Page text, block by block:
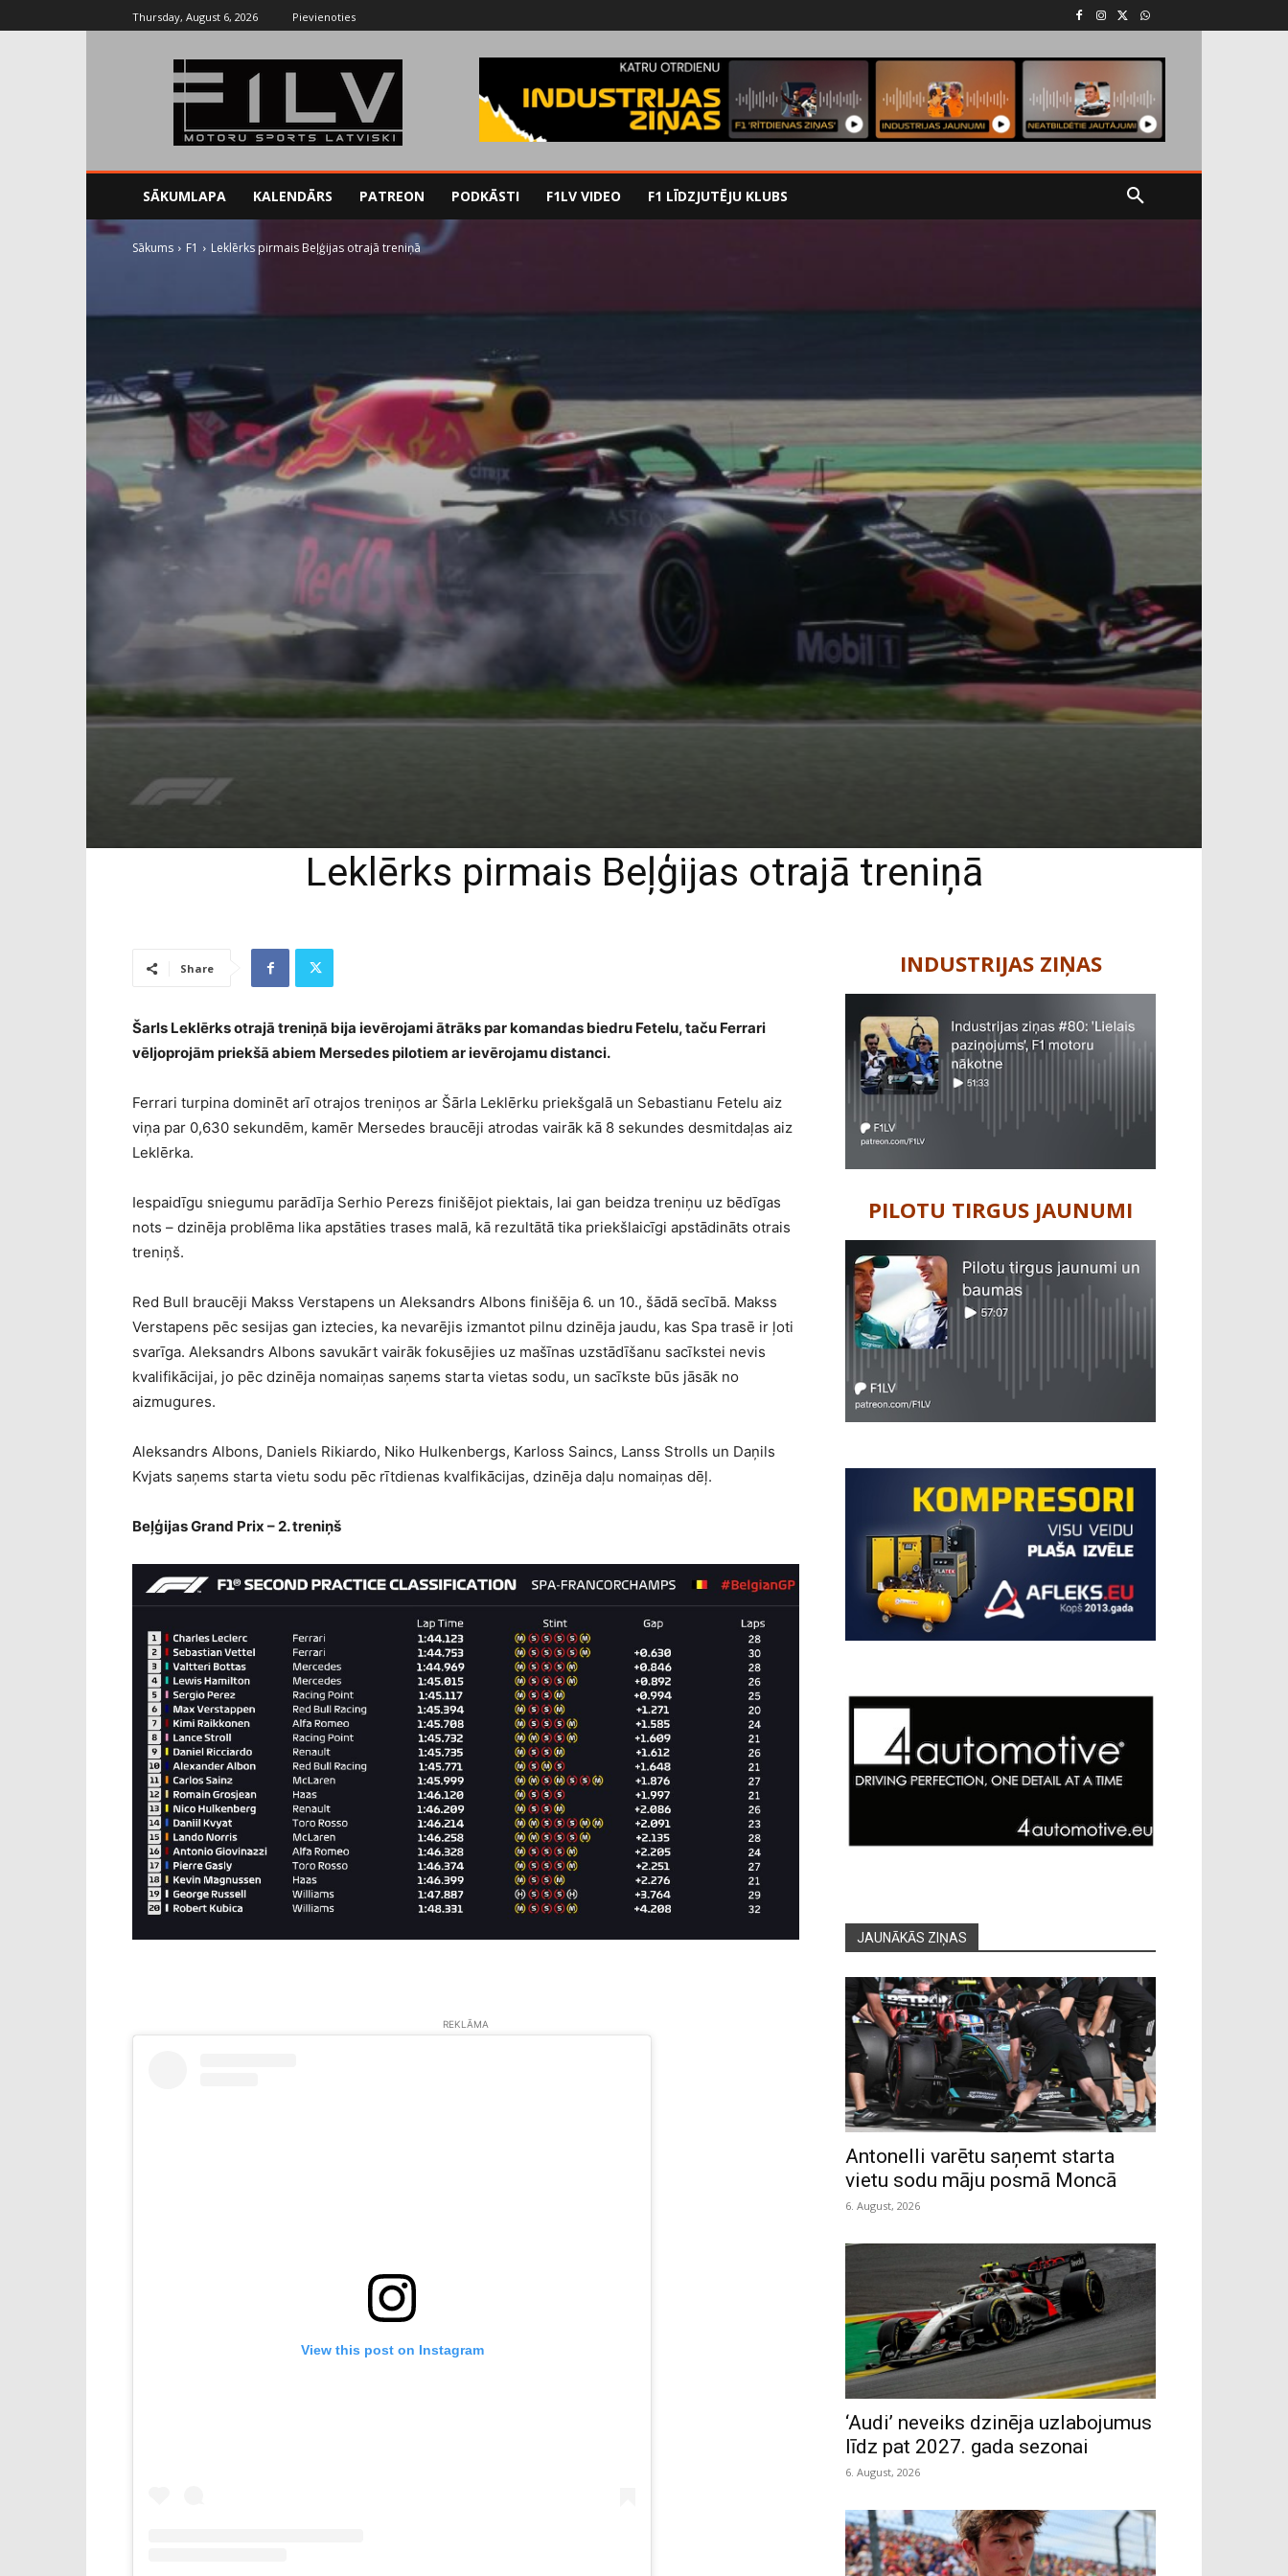
Thursday, August 6, 2026 Pievienoties
SĀKUMLAPA KALENDĀRS PATREON PODKĀSTI F1LV VIDEO F1 LĪDZJUTĒJU KLUBS
Sākums F1 Leklērks pirmais Beļģijas otrajā treniņā
Leklērks pirmais Beļģijas otrajā treniņā
Share
Šarls Leklērks otrajā treniņā bija ievērojami ātrāks par komandas biedru Fetelu, taču Ferrari
vēljoprojām priekšā abiem Mersedes pilotiem ar ievērojamu distanci.
Ferrari turpina dominēt arī otrajos treniņos ar Šārla Leklērku priekšgalā un Sebastianu Fetelu aiz
viņa par 0,630 sekundēm, kamēr Mersedes braucēji atrodas vairāk kā 8 sekundes desmitdaļas aiz
Leklērka.
Iespaidīgu sniegumu parādīja Serhio Perezs finišējot piektais, lai gan beidza treniņu uz bēdīgas
nots – dzinēja problēma lika apstāties trases malā, kā rezultātā tika priekšlaicīgi apstādināts otrais
treniņš.
Red Bull braucēji Makss Verstapens un Aleksandrs Albons finišēja 6. un 10., šādā secībā. Makss
Verstapens pēc sesijas gan iztecies, ka nevarējis izmantot pilnu dzinēja jaudu, kas Spa trasē ir ļoti
svarīga. Aleksandrs Albons savukārt vairāk fokusējies uz mašīnas uzstādīšanu sacīkstei nevis
kvalifikācijai, jo pēc dzinēja nomaiņas saņems starta vietas sodu, un sacīkste būs jāsāk no
aizmugures.
Aleksandrs Albons, Daniels Rikiardo, Niko Hulkenbergs, Karloss Saincs, Lanss Strolls un Daņils
Kvjats saņems starta vietu sodu pēc rītdienas kvalfikācijas, dzinēja daļu nomaiņas dēļ.
Beļģijas Grand Prix – 2. treniņš
REKLĀMA
View this post on Instagram
INDUSTRIJAS ZIŅAS
PILOTU TIRGUS JAUNUMI
JAUNĀKĀS ZIŅAS
Antonelli varētu saņemt starta
vietu sodu māju posmā Moncā
6. August, 2026
‘Audi’ neveiks dzinēja uzlabojumus
līdz pat 2027. gada sezonai
6. August, 2026